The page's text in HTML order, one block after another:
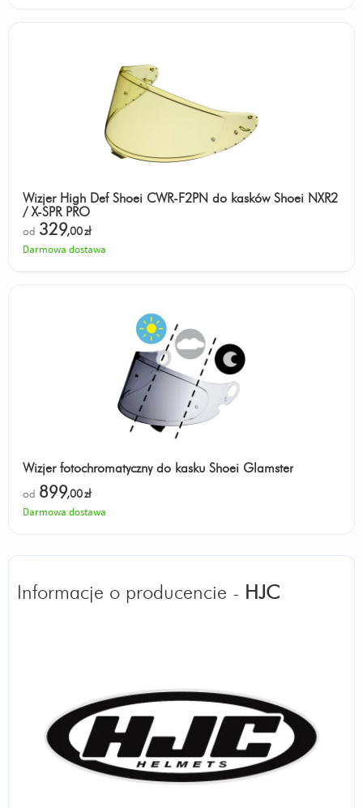
Wizjer High Def Shoei CWR-F2PN do kasków Shoei NXR2
/ X-SPR PRO
od 329,00zł
Darmowa dostawa
Wizjer fotochromatyczny do kasku Shoei Glamster
od 899,00zł
Darmowa dostawa
Informacje o producencie - HJC